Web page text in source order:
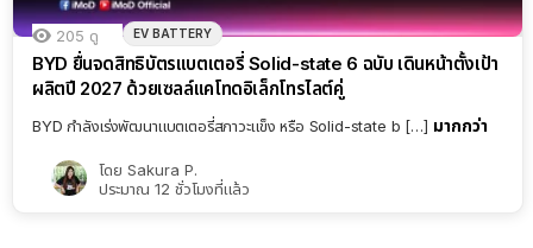
205 ดู EV BATTERY
BYD ยื่นจดสิทธิบัตรแบตเตอรี่ Solid-state 6 ฉบับ เดินหน้าตั้งเป้า
ผลิตปี 2027 ด้วยเซลล์แคโทดอิเล็กโทรไลต์คู่
BYD กำลังเร่งพัฒนาแบตเตอรี่สภาวะแข็ง หรือ Solid-state b […] มากกว่า
โดย Sakura P.
ประมาณ 12 ชั่วโมงที่แล้ว